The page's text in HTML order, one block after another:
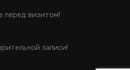
перед визитом!
записи!